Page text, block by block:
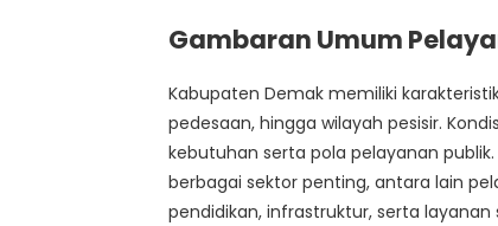
Gambaran Umum
Kabupaten Demak memiliki
pedesaan, hingga wilayah pesisir.
kebutuhan serta pola pelayanan
berbagai sektor penting, antara lain
pendidikan, infrastruktur, serta layanan